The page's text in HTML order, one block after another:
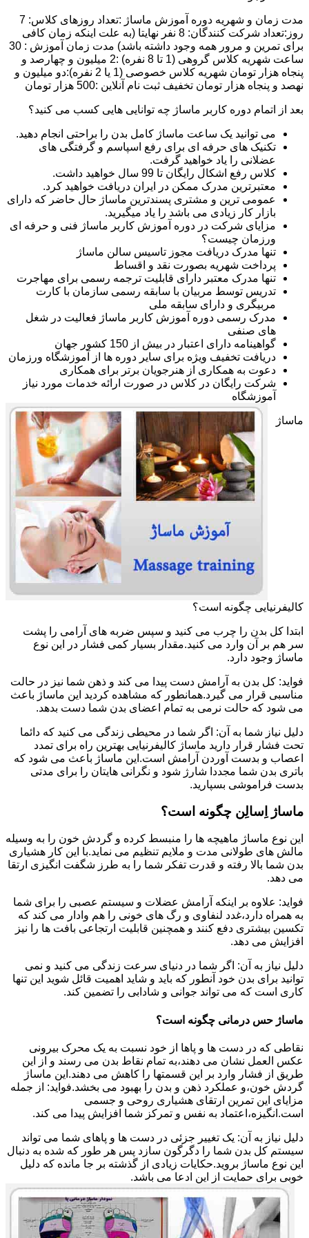
مدت زمان و شهریه دوره آموزش ماساژ :تعداد روزهای کلاس: 7
روز:تعداد شرکت کنندگان: 8 نفر نهایتا (به علت اینکه زمان کافی
برای تمرین و مرور همه وجود داشته باشد) مدت زمان آموزش : 30
ساعت شهریه کلاس گروهی (1 تا 8 نفره) :2 میلیون و چهارصد و
پنجاه هزار تومان شهریه کلاس خصوصی (1 یا 2 نفره):دو میلیون و
نهصد و پنجاه هزار تومان تخفیف ثبت نام آنلاین :500 هزار تومان
بعد از اتمام دوره کاربر ماساژ چه توانایی هایی کسب می کنید؟
می توانید یک ساعت ماساژ کامل بدن را براحتی انجام دهید.
تکنیک های حرفه ای برای رفع اسپاسم و گرفتگی های
عضلانی را یاد خواهید گرفت.
کلاس رفع اشکال رایگان تا 99 سال خواهید داشت.
معتبرترین مدرک ممکن در ایران دریافت خواهید کرد.
عمومی ترین و مشتری پسندترین ماساژ حال حاضر که دارای
بازار کار زیادی می باشد را یاد میگیرید.
مزایای شرکت در دوره آموزش کاربر ماساژ فنی و حرفه ای
ورزمان چیست؟
تنها مدرک دریافت مجوز تاسیس سالن ماساژ
پرداخت شهریه بصورت نقد و اقساط
تنها مدرک معتبر دارای قابلیت ترجمه رسمی برای مهاجرت
تدریس توسط مربیان با سابقه رسمی سازمان با کارت
مربیگری و دارای سابقه ملی
مدرک رسمی دوره آموزش کاربر ماساژ فعالیت در شغل
های صنفی
گواهینامه دارای اعتبار در بیش از 150 کشور جهان
دریافت تخفیف ویژه برای سایر دوره ها از آموزشگاه ورزمان
دعوت به همکاری از هنرجویان برتر برای همکاری
شرکت رایگان در کلاس در صورت ارائه خدمات مورد نیاز
آموزشگاه
ماساژ
کالیفرنیایی چگونه است؟
ابتدا کل بدن را چرب می کنید و سپس ضربه های آرامی را پشت
سر هم بر آن وارد می کنید.مقدار بسیار کمی فشار در این نوع
ماساژ وجود دارد.
فواید: کل بدن به آرامش دست پیدا می کند و ذهن شما نیز در حالت
مناسبی قرار می گیرد.همانطور که مشاهده کردید این ماساژ باعث
می شود که حالت نرمی به تمام اعضای بدن شما دست بدهد.
دلیل نیاز شما به آن: اگر شما در محیطی زندگی می کنید که دائما
تحت فشار قرار دارید ماساژ کالیفرنیایی بهترین راه برای تمدد
اعصاب و بدست آوردن آرامش است.این ماساژ باعث می شود که
باتری بدن شما مجددا شارژ شود و نگرانی هایتان را برای مدتی
بدست فراموشی بسپارید.
ماساژ اِسالِن چگونه است؟
این نوع ماساژ ماهیچه ها را منبسط کرده و گردش خون را به وسیله
مالش های طولانی مدت و ملایم تنظیم می نماید.با این کار هشیاری
بدن شما بالا رفته و قدرت تفکر شما را به طرز شگفت انگیزی ارتقا
می دهد.
فواید: علاوه بر اینکه آرامش عضلات و سیستم عصبی را برای شما
به همراه دارد،غدد لنفاوی و رگ های خونی را هم وادار می کند که
تکسین بیشتری دفع کنند و همچنین قابلیت ارتجاعی بافت ها را نیز
افزایش می دهد.
دلیل نیاز به آن: اگر شما در دنیای سرعت زندگی می کنید و نمی
توانید برای بدن خود آنطور که باید و شاید اهمیت قائل شوید این تنها
کاری است که می تواند جوانی و شادابی را تضمین کند.
ماساژ حس درمانی چگونه است؟
نقاطی که در دست ها و پاها از خود نسبت به یک محرک بیرونی
عکس العمل نشان می دهند،به تمام نقاط بدن می رسند و از این
طریق از فشار وارد بر این قسمتها را کاهش می دهند.این ماساژ
گردش خون،و عملکرد ذهن و بدن را بهبود می بخشد.فواید: از جمله
مزایای این تمرین ارتقای هشیاری روحی و جسمی
است.انگیزه،اعتماد به نفس و تمرکز شما افزایش پیدا می کند.
دلیل نیاز به آن: یک تغییر جزئی در دست ها و پاهای شما می تواند
سیستم کل بدن شما را دگرگون سازد پس هر طور که شده به دنبال
این نوع ماساژ بروید.حکایات زیادی از گذشته بر جا مانده که دلیل
خوبی برای حمایت از این ادعا می باشد.